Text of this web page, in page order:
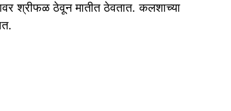
श्रीफळ ठेवून मातीत ठेवतात. कलशाच्या